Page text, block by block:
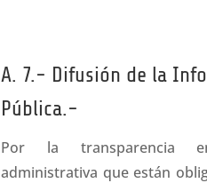
A. 7.- Difusión de la
Pública.-
Por la transparencia
administrativa que están